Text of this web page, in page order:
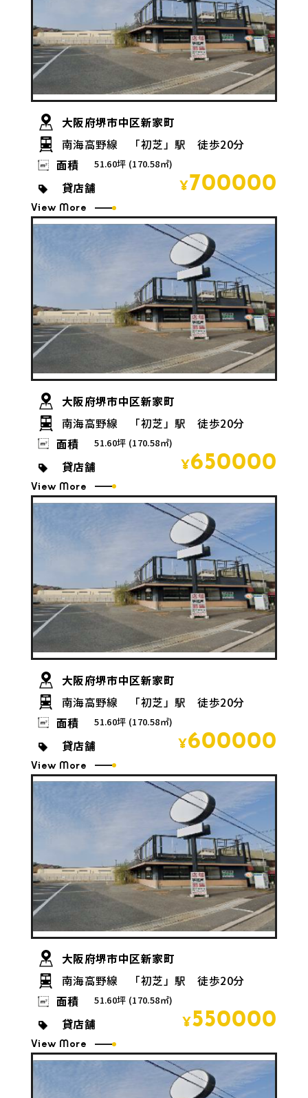
大阪府堺市中区新家町
南海高野線 「初芝」駅 徒歩20分
面積
51.60坪 (170.58㎡)
貸店舗 ¥ 700000
View More
大阪府堺市中区新家町
南海高野線 「初芝」駅 徒歩20分
面積
51.60坪 (170.58㎡)
貸店舗 ¥ 650000
View More
大阪府堺市中区新家町
南海高野線 「初芝」駅 徒歩20分
面積
51.60坪 (170.58㎡)
貸店舗 ¥ 600000
View More
大阪府堺市中区新家町
南海高野線 「初芝」駅 徒歩20分
面積
51.60坪 (170.58㎡)
貸店舗 ¥ 550000
View More